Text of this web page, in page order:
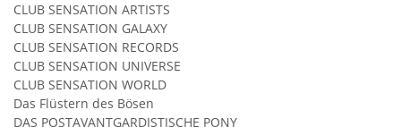
CLUB SENSATION ARTISTS
CLUB SENSATION GALAXY
CLUB SENSATION RECORDS
CLUB SENSATION UNIVERSE
CLUB SENSATION WORLD
Das Flüstern des Bösen
DAS POSTAVANTGARDISTISCHE PONY